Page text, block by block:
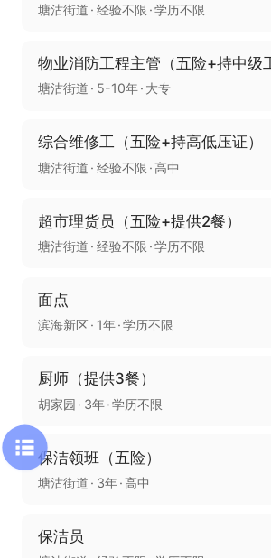
塘沽街道 经验不限 学历不限
塘沽街道 5-10年 大专
综合维修工（五险+持高低压证）
塘沽街道 经验不限 高中
超市理货员（五险+提供2餐）
塘沽街道 经验不限 学历不限
面点
滨海新区 1年 学历不限
厨师（提供3餐）
胡家园 3年 学历不限
保洁领班（五险）
塘沽街道 3年 高中
保洁员